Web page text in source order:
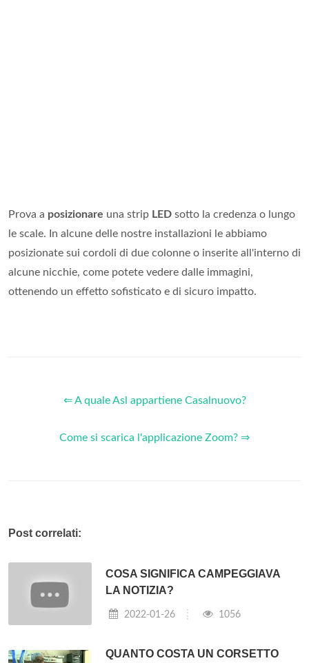
Prova a posizionare una strip LED sotto la credenza o lungo
le scale. In alcune delle nostre installazioni le abbiamo
posizionate sui cordoli di due colonne o inserite all'interno di
alcune nicchie, come potete vedere dalle immagini,
ottenendo un effetto sofisticato e di sicuro impatto.
⇐ A quale Asl appartiene Casalnuovo?
Come si scarica l'applicazione Zoom? ⇒
Post correlati:
COSA SIGNIFICA CAMPEGGIAVA
LA NOTIZIA?
2022-01-26 1056
QUANTO COSTA UN CORSETTO